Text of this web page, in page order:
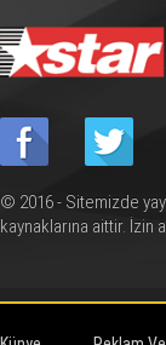
© 2016 - Sitemizde
kaynaklarına aittir. İzin